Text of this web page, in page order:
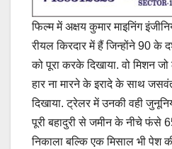
फिल्म में अक्षय कुमार माइनिंग
रीयल किरदार में हैं जिन्होंने 90
को पूरा करके दिखाया. वो मिशन
हार ना मारने के इरादे के साथ
दिखाया. ट्रेलर में उनकी वही
पूरी बहादुरी से जमीन के नीचे फंसे
निकाला बल्कि एक मिसाल भी पेश